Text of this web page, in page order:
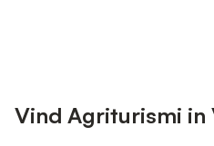
Vind Agriturismi in